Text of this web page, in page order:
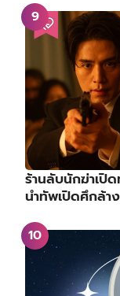
เรื่องย่อซีรีส์ :
รักกระดูกปักษา
ร้านลับนักฆ่าเปิ
นำทัพเปิดศึกล้า